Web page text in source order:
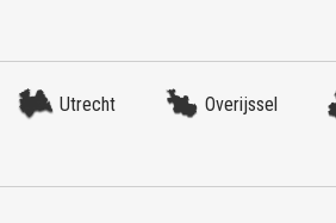
Utrecht Overijssel